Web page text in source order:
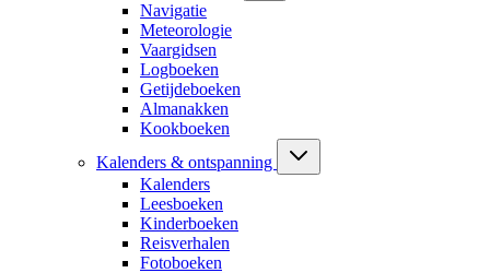
Navigatie
Meteorologie
Vaargidsen
Logboeken
Getijdeboeken
Almanakken
Kookboeken
Kalenders & ontspanning
Kalenders
Leesboeken
Kinderboeken
Reisverhalen
Fotoboeken